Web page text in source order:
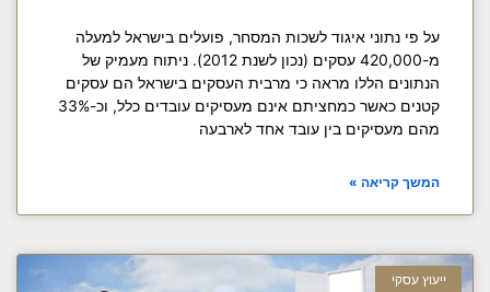
על פי נתוני איגוד לשכות המסחר, פועלים בישראל למעלה
מ-420,000 עסקים (נכון לשנת 2012). ניתוח מעמיק של
הנתונים הללו מראה כי מרבית העסקים בישראל הם עסקים
קטנים כאשר כמחציתם אינם מעסיקים עובדים כלל, וכ-33%
מהם מעסיקים בין עובד אחד לארבעה
המשך קריאה »
ייעוץ עסקי